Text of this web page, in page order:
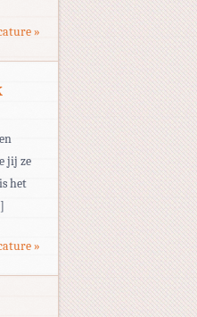
»
jij ze
het
»